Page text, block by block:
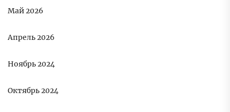
Май 2026
Апрель 2026
Ноябрь 2024
Октябрь 2024